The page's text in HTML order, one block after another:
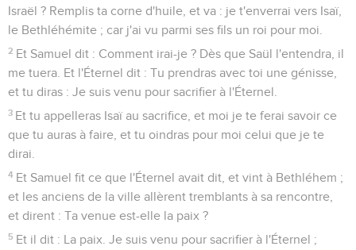
Israël ? Remplis ta corne d'huile, et va : je t'enverrai vers Isaï,
le Bethléhémite ; car j'ai vu parmi ses fils un roi pour moi.
2 Et Samuel dit : Comment irai-je ? Dès que Saül l'entendra, il
me tuera. Et l'Éternel dit : Tu prendras avec toi une génisse,
et tu diras : Je suis venu pour sacrifier à l'Éternel.
3 Et tu appelleras Isaï au sacrifice, et moi je te ferai savoir ce
que tu auras à faire, et tu oindras pour moi celui que je te
dirai.
4 Et Samuel fit ce que l'Éternel avait dit, et vint à Bethléhem ;
et les anciens de la ville allèrent tremblants à sa rencontre,
et dirent : Ta venue est-elle la paix ?
5 Et il dit : La paix. Je suis venu pour sacrifier à l'Éternel ;